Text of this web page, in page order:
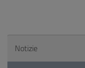
Notizie